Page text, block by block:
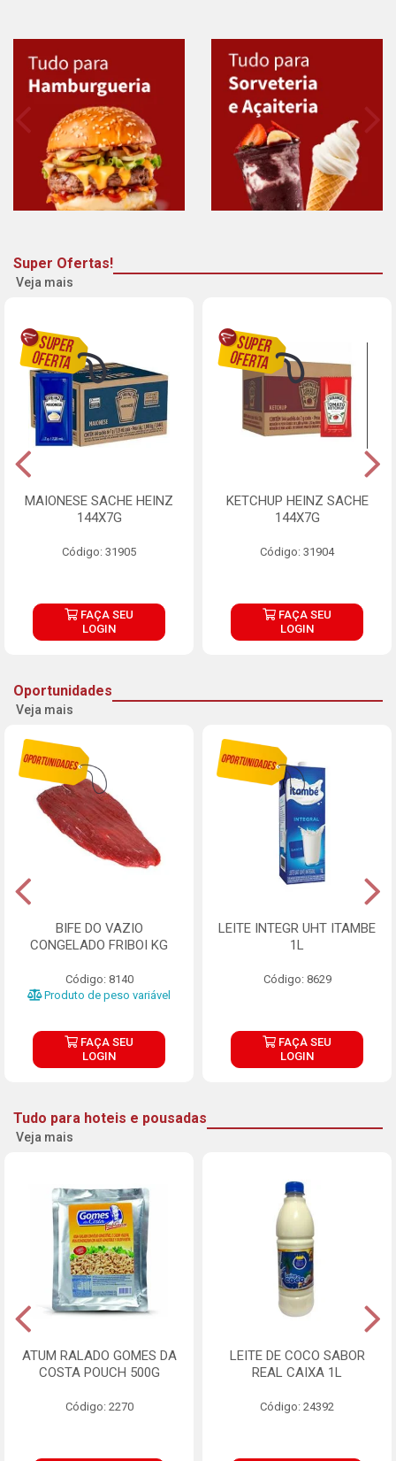
Super Ofertas!
Veja mais
MAIONESE SACHE HEINZ
144X7G
Código: 31905
FAÇA SEU
LOGIN
KETCHUP HEINZ SACHE
144X7G
Código: 31904
FAÇA SEU
LOGIN
Oportunidades
Veja mais
BIFE DO VAZIO
CONGELADO FRIBOI KG
Código: 8140
Produto de peso variável
FAÇA SEU
LOGIN
LEITE INTEGR UHT ITAMBE
1L
Código: 8629
FAÇA SEU
LOGIN
Tudo para hoteis e pousadas
Veja mais
ATUM RALADO GOMES DA
COSTA POUCH 500G
Código: 2270
LEITE DE COCO SABOR
REAL CAIXA 1L
Código: 24392